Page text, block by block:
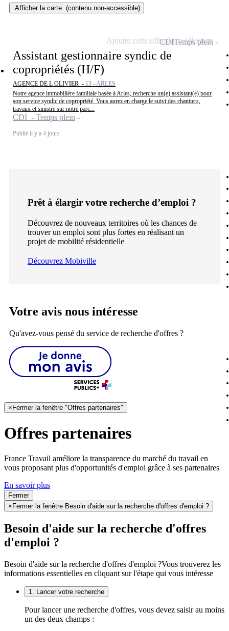
Afficher la carte (contenu non-accessible)
Assistant gestionnaire syndic de
copropriétés (H/F)
AGENCE DE L OLIVIER - 13 - ARLES
Notre agence immobilière familiale basée à Arles, recherche un(e) assistant(e) pour
son service syndic de copropriété. Vous aurez en charge le suivi des chantiers,
travaux et sinistre sur notre parc...
CDI - Temps plein
Publié il y a 4 jours
CDITemps plein
Ajouter cette offre à ma sélection
Prêt à élargir votre recherche d’emploi ?
Découvrez de nouveaux territoires où les chances de
trouver un emploi sont plus fortes en réalisant un
projet de mobilité résidentielle
Découvrez Mobiville
Votre avis nous intéresse
Qu'avez-vous pensé du service de recherche d'offres ?
× Fermer la fenêtre "Offres partenaires"
Offres partenaires
France Travail améliore la transparence du marché du travail en
vous proposant plus d'opportunités d'emploi grâce à ses partenaires
En savoir plus
Fermer
× Fermer la fenêtre Besoin d'aide sur la recherche d'offres d'emploi ?
Besoin d'aide sur la recherche d'offres
d'emploi ?
Besoin d'aide sur la recherche d'offres d'emploi ?Vous trouverez les
informations essentielles en cliquant sur l'étape qui vous intéresse
1. Lancer votre recherche
Pour lancer une recherche d'offres, vous devez saisir au moins
un des deux champs :